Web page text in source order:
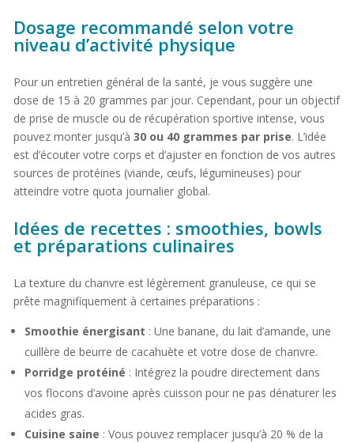
Dosage recommandé selon votre
niveau d’activité physique
Pour un entretien général de la santé, je vous suggère une
dose de 15 à 20 grammes par jour. Cependant, pour un objectif
de prise de muscle ou de récupération sportive intense, vous
pouvez monter jusqu’à 30 ou 40 grammes par prise. L’idée
est d’écouter votre corps et d’ajuster en fonction de vos autres
sources de protéines (viande, œufs, légumineuses) pour
atteindre votre quota journalier global.
Idées de recettes : smoothies, bowls
et préparations culinaires
La texture du chanvre est légèrement granuleuse, ce qui se
prête magnifiquement à certaines préparations :
Smoothie énergisant : Une banane, du lait d’amande, une
cuillère de beurre de cacahuète et votre dose de chanvre.
Porridge protéiné : Intégrez la poudre directement dans
vos flocons d’avoine après cuisson pour ne pas dénaturer les
acides gras.
Cuisine saine : Vous pouvez remplacer jusqu’à 20 % de la